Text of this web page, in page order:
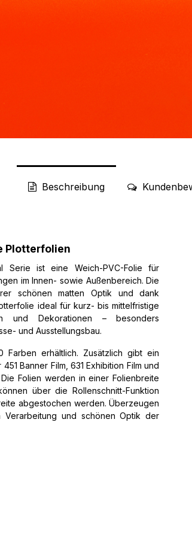
Beschreibung
Plotterfolien
Serie ist eine Weich-PVC-Folie für
im Innen- sowie Außenbereich. Die
schönen matten Optik und dank
ideal für kurz- bis mittelfristige
und Dekorationen – besonders
und Ausstellungsbau.
erhältlich. Zusätzlich gibt ein
Banner Film, 631 Exhibition Film und
Folien werden in einer Folienbreite
über die Rollenschnitt-Funktion
abgestochen werden. Überzeugen
und schönen Optik der